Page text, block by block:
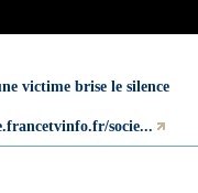
victime brise le silence
socie...